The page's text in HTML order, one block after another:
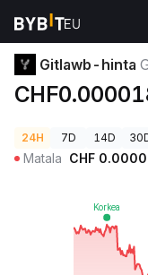
Kryptohinnat
Gitlawb-hinta
24H 7D 14D
Matala CHF